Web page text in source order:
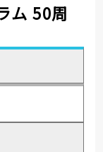
ム 50周